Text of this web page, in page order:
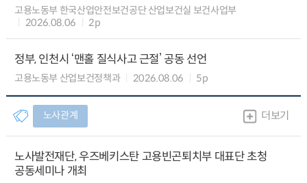
고용노동부 한국산업안전보건공단 산업보건실 보건사업부
2026.08.06
2p
정부, 인천시 ‘맨홀 질식사고 근절’ 공동 선언
고용노동부 산업보건정책과 2026.08.06 5p
노사관계 더보기
노사발전재단, 우즈베키스탄 고용빈곤퇴치부 대표단 초청
공동세미나 개최